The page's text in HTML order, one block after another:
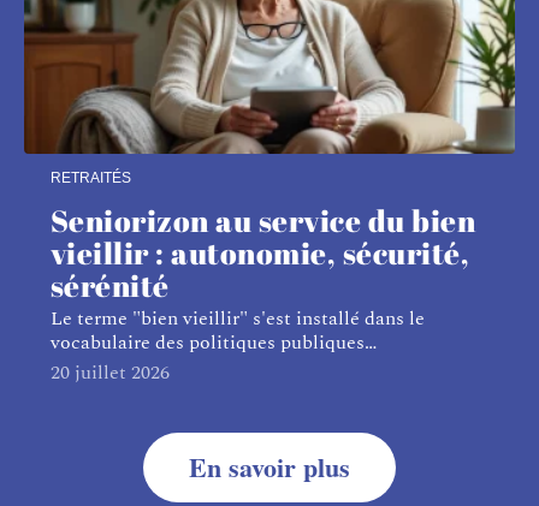
RETRAITÉS
Seniorizon au service du bien
vieillir : autonomie, sécurité,
sérénité
Le terme "bien vieillir" s'est installé dans le
vocabulaire des politiques publiques…
20 juillet 2026
En savoir plus